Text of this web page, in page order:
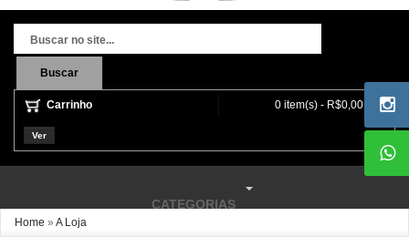
Buscar
Carrinho 0 item(s) - R$0,00
Ver
CATEGORIAS
Home » A Loja